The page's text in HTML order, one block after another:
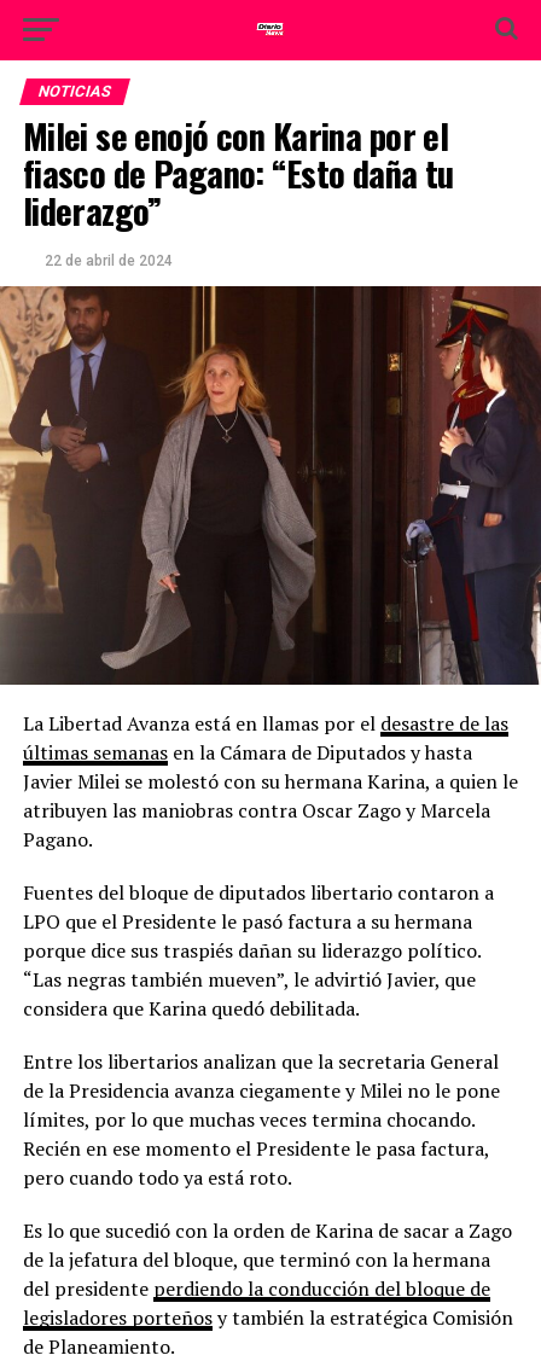
NOTICIAS
Milei se enojó con Karina por el
fiasco de Pagano: “Esto daña tu
liderazgo”
22 de abril de 2024
La Libertad Avanza está en llamas por el desastre de las
últimas semanasen la Cámara de Diputados y hasta
Javier Milei se molestó con su hermana Karina, a quien le
atribuyen las maniobras contra Oscar Zago y Marcela
Pagano.
Fuentes del bloque de diputados libertario contaron a
LPO que el Presidente le pasó factura a su hermana
porque dice sus traspiés dañan su liderazgo político.
“Las negras también mueven”, le advirtió Javier, que
considera que Karina quedó debilitada.
Entre los libertarios analizan que la secretaria General
de la Presidencia avanza ciegamente y Milei no le pone
límites, por lo que muchas veces termina chocando.
Recién en ese momento el Presidente le pasa factura,
pero cuando todo ya está roto.
Es lo que sucedió con la orden de Karina de sacar a Zago
de la jefatura del bloque, que terminó con la hermana
del presidente perdiendo la conducción del bloque de
legisladores porteñosy también la estratégica Comisión
de Planeamiento.